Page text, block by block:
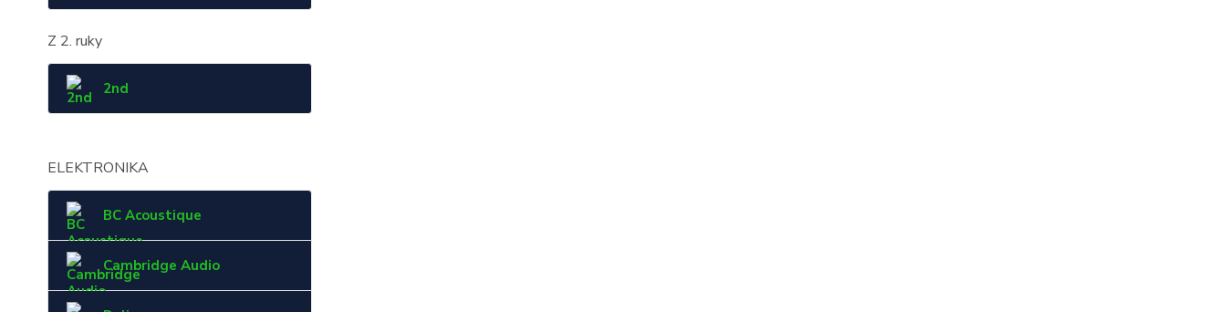
Z 2. ruky
2nd
ELEKTRONIKA
BC Acoustique
Cambridge Audio